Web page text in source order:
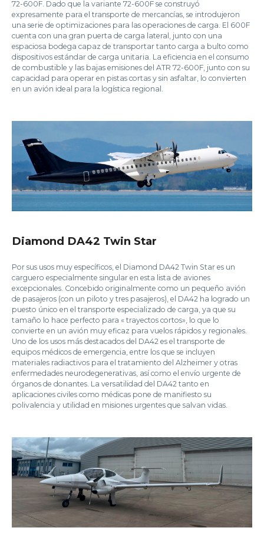
72-600F. Dado que la variante 72-600F se construyó
expresamente para el transporte de mercancías, se introdujeron
una serie de optimizaciones para las operaciones de carga. El 600F
cuenta con una gran puerta de carga lateral, junto con una
espaciosa bodega capaz de transportar tanto carga a bulto como
dispositivos estándar de carga unitaria. La eficiencia en el consumo
de combustible y las bajas emisiones del ATR 72-600F, junto con su
capacidad para operar en pistas cortas y sin asfaltar, lo convierten
en un avión ideal para la logística regional.
Diamond DA42 Twin Star
Por sus usos muy específicos, el Diamond DA42 Twin Star es un
carguero especialmente singular en esta lista de aviones
excepcionales. Concebido originalmente como un pequeño avión
de pasajeros (con un piloto y tres pasajeros), el DA42 ha logrado un
puesto único en el transporte especializado de carga, ya que su
tamaño lo hace perfecto para « trayectos cortos», lo que lo
convierte en un avión muy eficaz para vuelos rápidos y regionales.
Uno de los usos más destacados del DA42 es el transporte de
equipos médicos de emergencia, entre los que se incluyen
materiales radiactivos para el tratamiento del Alzheimer y otras
enfermedades neurodegenerativas, así como el envío urgente de
órganos de donantes. La versatilidad del DA42 tanto en
aplicaciones civiles como médicas pone de manifiesto su
polivalencia y utilidad en misiones urgentes que salvan vidas.